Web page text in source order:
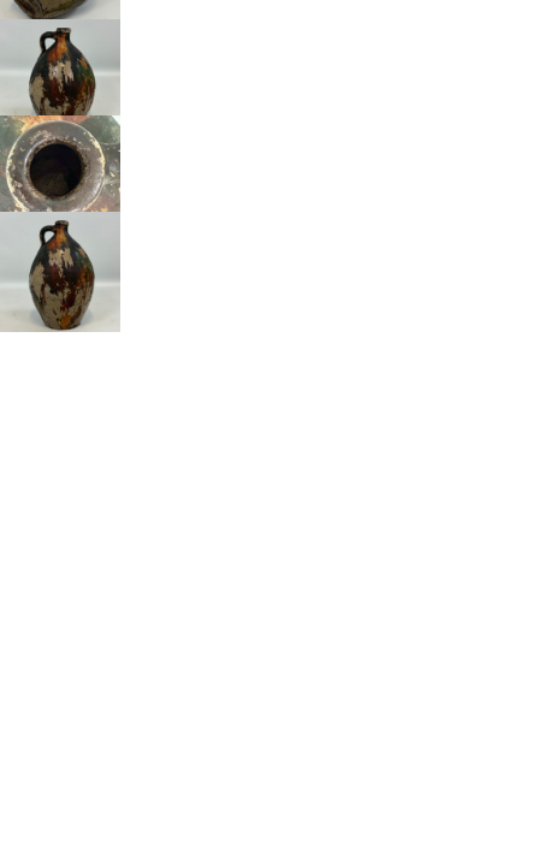
cookies om informatie over je apparaat op te slaan en/of te raadplegen.
Door in te stemmen met deze technologieën kunnen wij gegevens zoals
surfgedrag of unieke ID's op deze site verwerken. Als je geen toestemming
geeft of uw toestemming intrekt, kan dit een nadelige invloed hebben op
bepaalde functies en mogelijkheden.